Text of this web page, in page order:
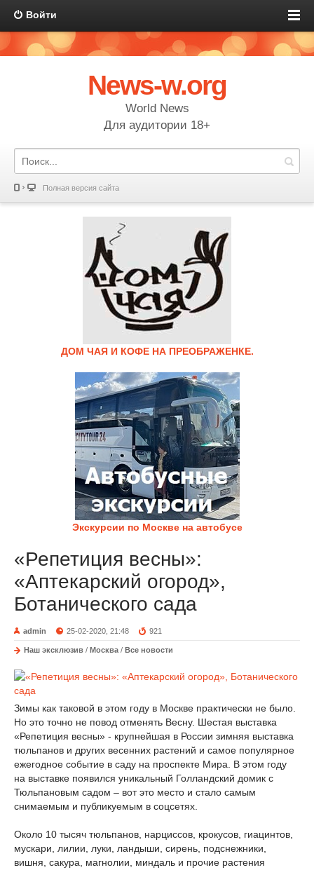
Войти
News-w.org
World News
Для аудитории 18+
Полная версия сайта
ДОМ ЧАЯ И КОФЕ НА ПРЕОБРАЖЕНКЕ.
Экскурсии по Москве на автобусе
«Репетиция весны»:
«Аптекарский огород»,
Ботанического сада
admin 25-02-2020, 21:48 921
Наш эксклюзив / Москва / Все новости
Зимы как таковой в этом году в Москве практически не было.
Но это точно не повод отменять Весну. Шестая выставка
«Репетиция весны» - крупнейшая в России зимняя выставка
тюльпанов и других весенних растений и самое популярное
ежегодное событие в саду на проспекте Мира. В этом году
на выставке появился уникальный Голландский домик с
Тюльпановым садом – вот это место и стало самым
снимаемым и публикуемым в соцсетях.
Около 10 тысяч тюльпанов, нарциссов, крокусов, гиацинтов,
мускари, лилии, луки, ландыши, сирень, подснежники,
вишня, сакура, магнолии, миндаль и прочие растения